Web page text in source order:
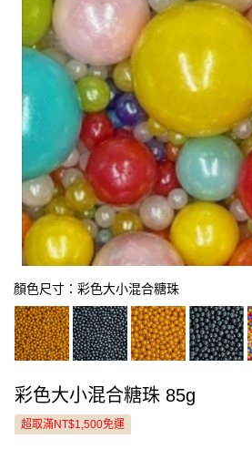
顏色尺寸：彩色大小混合糖珠
彩色大小混合糖珠 85g
超取滿NT$1,500免運